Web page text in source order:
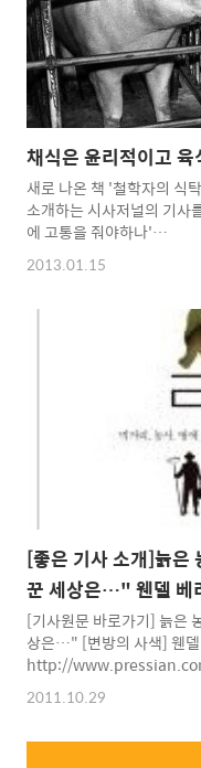
채식은 윤리적이고
새로 나온 책 '철학자의 식
소개하는 시사저널의 기사
에 고통을 줘야하나'
http://
idxno=59507저자는 인간
존재들이 나타나 우리들을
하게 도축해서 먹어댄다면
것과 다르지 않다는 것이
라는 관점에 전적으로 동
장식 축산이 비윤리적이라
다. 이러한 축산 현실을 ..
2013.01.15
[좋은 기사 소개]늙은
꾼 세상은…" 웬델 베
[기사원문 바로가기] 늙은
상은…" [변방의 사색] 웬
http://
용] 팔순이 다 되어가는 미
다. 이계삼 기자가 쓴 내용
2011.10.29